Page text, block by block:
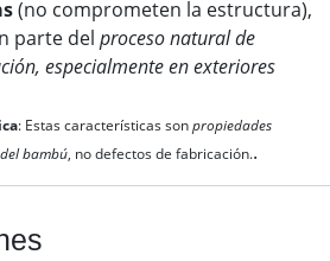
(no comprometen la estructura),
parte del proceso natural de
especialmente en exteriores
: Estas características sonpropiedades
bambú, no defectos de fabricación..